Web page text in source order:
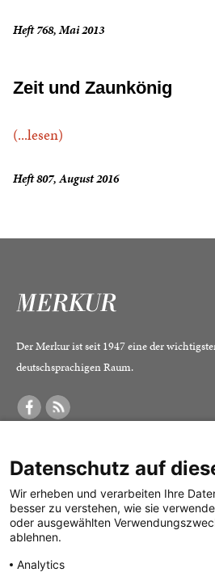
Heft 768, Mai 2013
Zeit und Zaunkönig
(...lesen)
Heft 807, August 2016
Der Merkur ist seit 1947 eine der
deutschsprachigen Raum.
Was ist der Merkur?
Herausgeber /
Redaktion
Verlag
Alle Abos im
Print-Abo
Digital-Abo
Datenschutz auf
Wir erheben und verarbeiten Ihre
besser zu verstehen, wie sie
oder ausgewählten
ablehnen.
Analytics